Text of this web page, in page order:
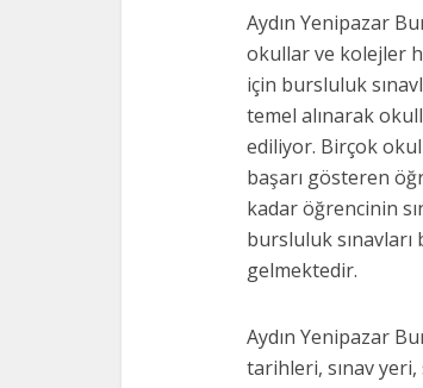
Aydın Yenipazar
okullar ve kolejler
için bursluluk
temel alınarak
ediliyor. Birçok okul
başarı gösteren
kadar öğrencinin
bursluluk
gelmektedir.
Aydın Yenipazar
tarihleri, sınav